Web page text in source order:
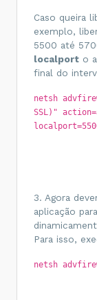
Caso queira
exemplo,
5500 até
localport o
final do
netsh
SSL)"
3. Agora
aplicação
Para isso,
netsh